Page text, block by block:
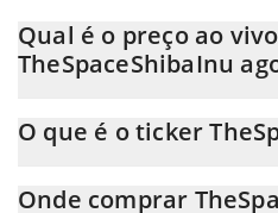
Qual é o preço ao
TheSpaceShibaInu
0.000032.
O que é o ticker
Onde comprar